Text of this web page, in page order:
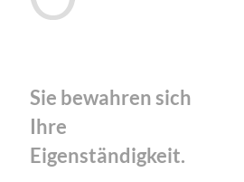
Sie bewahren sich
Ihre
Eigenständigkeit.